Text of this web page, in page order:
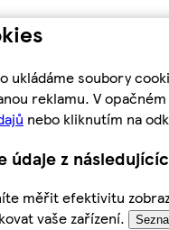
ukládáme soubory
reklamu. V
nebo kliknutím na
údaje z
měřit efektivitu
vaše zařízení.